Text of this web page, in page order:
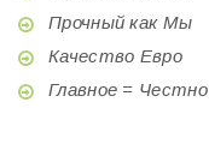
Прочный как Мы
Качество Евро
Главное = Честно